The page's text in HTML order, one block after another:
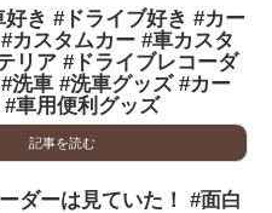
き #ドライブ好き #カー
カスタムカー #車カスタ
リア #ドライブレコーダ
洗車 #洗車グッズ #カー
車用便利グッズ
記事を読む
ダーは見ていた！ #面白